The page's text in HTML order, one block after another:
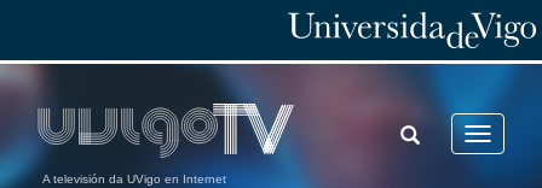
A televisión da UVigo en Internet
Toggle
TOGGLE
SEARCH